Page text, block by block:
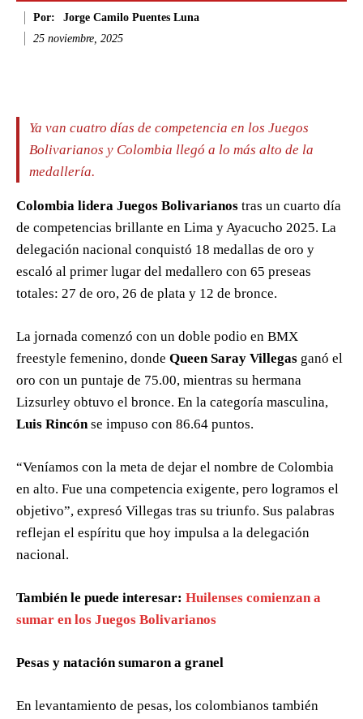
Por:
Jorge Camilo Puentes Luna
25 noviembre, 2025
Ya van cuatro días de competencia en los Juegos
Bolivarianos y Colombia llegó a lo más alto de la
medallería.
Colombia lidera Juegos Bolivarianos tras un cuarto día
de competencias brillante en Lima y Ayacucho 2025. La
delegación nacional conquistó 18 medallas de oro y
escaló al primer lugar del medallero con 65 preseas
totales: 27 de oro, 26 de plata y 12 de bronce.
La jornada comenzó con un doble podio en BMX
freestyle femenino, donde Queen Saray Villegas ganó el
oro con un puntaje de 75.00, mientras su hermana
Lizsurley obtuvo el bronce. En la categoría masculina,
Luis Rincónse impuso con 86.64 puntos.
“Veníamos con la meta de dejar el nombre de Colombia
en alto. Fue una competencia exigente, pero logramos el
objetivo”, expresó Villegas tras su triunfo. Sus palabras
reflejan el espíritu que hoy impulsa a la delegación
nacional.
También le puede interesar: Huilenses comienzan a
sumar en los Juegos Bolivarianos
Pesas y natación sumaron a granel
En levantamiento de pesas, los colombianos también